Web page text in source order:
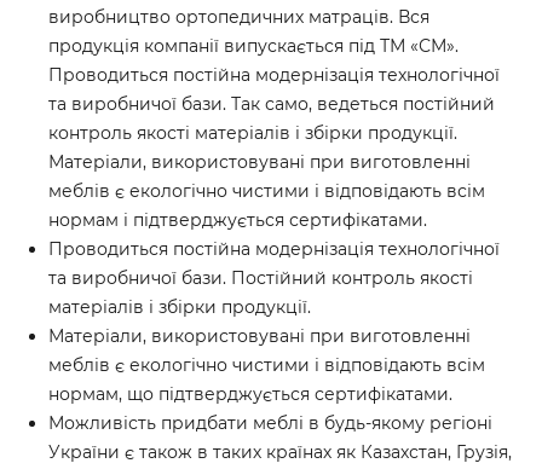
виробництво ортопедичних матраців. Вся
продукція компанії випускається під ТМ «СМ».
Проводиться постійна модернізація технологічної
та виробничої бази. Так само, ведеться постійний
контроль якості матеріалів і збірки продукції.
Матеріали, використовувані при виготовленні
меблів є екологічно чистими і відповідають всім
нормам і підтверджується сертифікатами.
Проводиться постійна модернізація технологічної
та виробничої бази. Постійний контроль якості
матеріалів і збірки продукції.
Матеріали, використовувані при виготовленні
меблів є екологічно чистими і відповідають всім
нормам, що підтверджується сертифікатами.
Можливість придбати меблі в будь-якому регіоні
України є також в таких країнах як Казахстан, Грузія,